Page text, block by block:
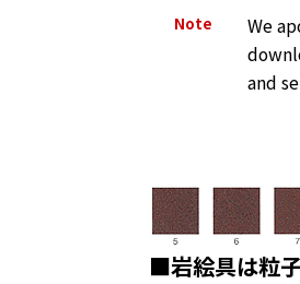
Note
We
and
■岩絵具は粒